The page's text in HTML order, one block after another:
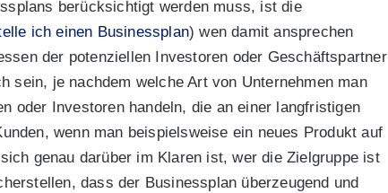
berücksichtigt werden muss, ist die
ich einen Businessplan) wen damit ansprechen
der potenziellen Investoren oder Geschäftspartner
sein, je nachdem welche Art von Unternehmen man
oder Investoren handeln, die an einer langfristigen
wenn man beispielsweise ein neues Produkt auf
genau darüber im Klaren ist, wer die Zielgruppe ist
dass der Businessplan überzeugend und